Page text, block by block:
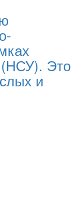
(НСУ). Это
и